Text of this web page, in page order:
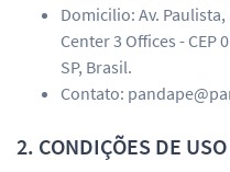
Domicilio: Av.
Center 3 Offices - CEP
SP, Brasil.
Contato:
2. CONDIÇÕES DE USO